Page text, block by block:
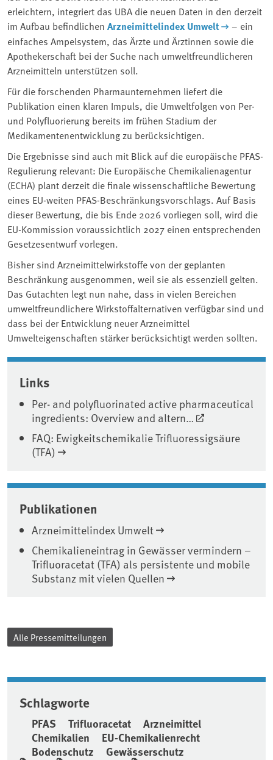
erleichtern, integriert das UBA die neuen Daten in den derzeit
im Aufbau befindlichen Arzneimittelindex Umwelt
– ein
einfaches Ampelsystem, das Ärzte und Ärztinnen sowie die
Apothekerschaft bei der Suche nach umweltfreundlicheren
Arzneimitteln unterstützen soll.
Für die forschenden Pharmaunternehmen liefert die
Publikation einen klaren Impuls, die Umweltfolgen von Per-
und Polyfluorierung bereits im frühen Stadium der
Medikamentenentwicklung zu berücksichtigen.
Die Ergebnisse sind auch mit Blick auf die europäische PFAS-
Regulierung relevant: Die Europäische Chemikalienagentur
(ECHA) plant derzeit die finale wissenschaftliche Bewertung
eines EU-weiten PFAS-Beschränkungsvorschlags. Auf Basis
dieser Bewertung, die bis Ende 2026 vorliegen soll, wird die
EU-Kommission voraussichtlich 2027 einen entsprechenden
Gesetzesentwurf vorlegen.
Bisher sind Arzneimittelwirkstoffe von der geplanten
Beschränkung ausgenommen, weil sie als essenziell gelten.
Das Gutachten legt nun nahe, dass in vielen Bereichen
umweltfreundlichere Wirkstoffalternativen verfügbar sind und
dass bei der Entwicklung neuer Arzneimittel
Umwelteigenschaften stärker berücksichtigt werden sollten.
Associated content
Links
Per- and polyfluorinated active pharmaceutical
ingredients: Overview and altern…
FAQ: Ewigkeitschemikalie Trifluoressigsäure
(TFA)
Publikationen
Arzneimittelindex Umwelt
Chemikalieneintrag in Gewässer vermindern –
Trifluoracetat (TFA) als persistente und mobile
Substanz mit vielen Quellen
Alle Pressemitteilungen
Schlagworte
PFAS Trifluoracetat
Arzneimittel
Chemikalien
EU-Chemikalienrecht
Bodenschutz
Gewässerschutz